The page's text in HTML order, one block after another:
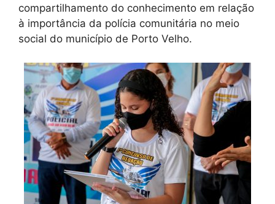
compartilhamento do conhecimento em relação
à importância da polícia comunitária no meio
social do município de Porto Velho.